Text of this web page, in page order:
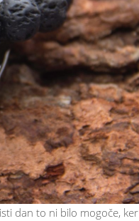
dan to ni bilo mogoče, ker